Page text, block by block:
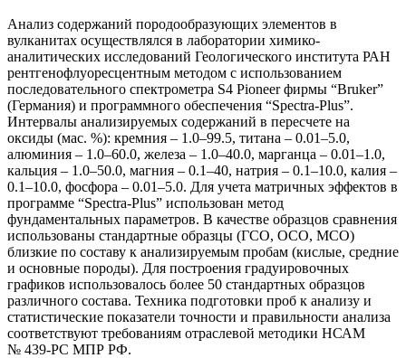
Анализ содержаний породообразующих элементов в
вулканитах осуществлялся в лаборатории химико-
аналитических исследований Геологического института РАН
рентгенофлуоресцентным методом с использованием
последовательного спектрометра S4 Pioneer фирмы “Bruker”
(Германия) и программного обеспечения “Spectra-Plus”.
Интервалы анализируемых содержаний в пересчете на
оксиды (мас. %): кремния – 1.0–99.5, титана – 0.01–5.0,
алюминия – 1.0–60.0, железа – 1.0–40.0, марганца – 0.01–1.0,
кальция – 1.0–50.0, магния – 0.1–40, натрия – 0.1–10.0, калия –
0.1–10.0, фосфора – 0.01–5.0. Для учета матричных эффектов в
программе “Spectra-Plus” использован метод
фундаментальных параметров. В качестве образцов сравнения
использованы стандартные образцы (ГСО, ОСО, МСО)
близкие по составу к анализируемым пробам (кислые, средние
и основные породы). Для построения градуировочных
графиков использовалось более 50 стандартных образцов
различного состава. Техника подготовки проб к анализу и
статистические показатели точности и правильности анализа
соответствуют требованиям отраслевой методики НСАМ
№ 439-РС МПР РФ.